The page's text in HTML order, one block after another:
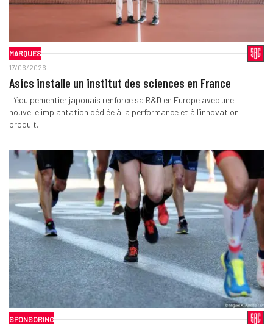
MARQUES
17/06/2026
Asics installe un institut des sciences en France
L’équipementier japonais renforce sa R&D en Europe avec une
nouvelle implantation dédiée à la performance et à l’innovation
produit.
SPONSORING